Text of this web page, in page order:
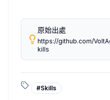
把零散檔案內容彙整成一份
2. 資料轉換與處理類
JSON schema 轉換
簡單資料清洗（欄位過濾
從結構化資料產生摘要或報
原始出處
https://github.com/
kills
#Skills